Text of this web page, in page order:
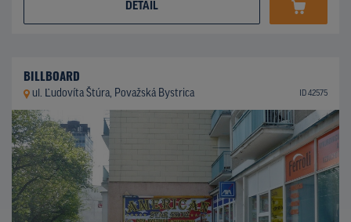
DETAIL
BILLBOARD
ul. Ľudovíta Štúra, Považská Bystrica ID 42575